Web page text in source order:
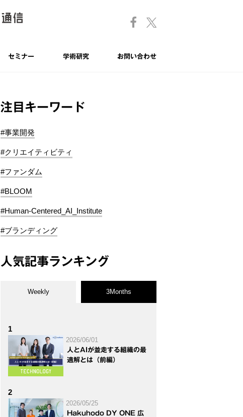
セミナー 学術研究 お問い合わせ
注目キーワード
#事業開発
#クリエイティビティ
#ファンダム
#BLOOM
#Human-Centered_AI_Institute
#ブランディング
人気記事ランキング
Weekly 3Months
1
2026/06/01
人とAIが並走する組織の最
適解とは（前編）
2
2026/05/25
Hakuhodo DY ONE 広